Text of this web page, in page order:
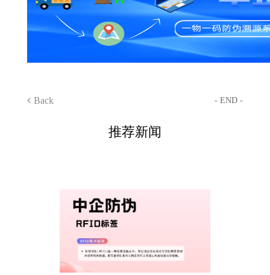
Back - END -
推荐新闻